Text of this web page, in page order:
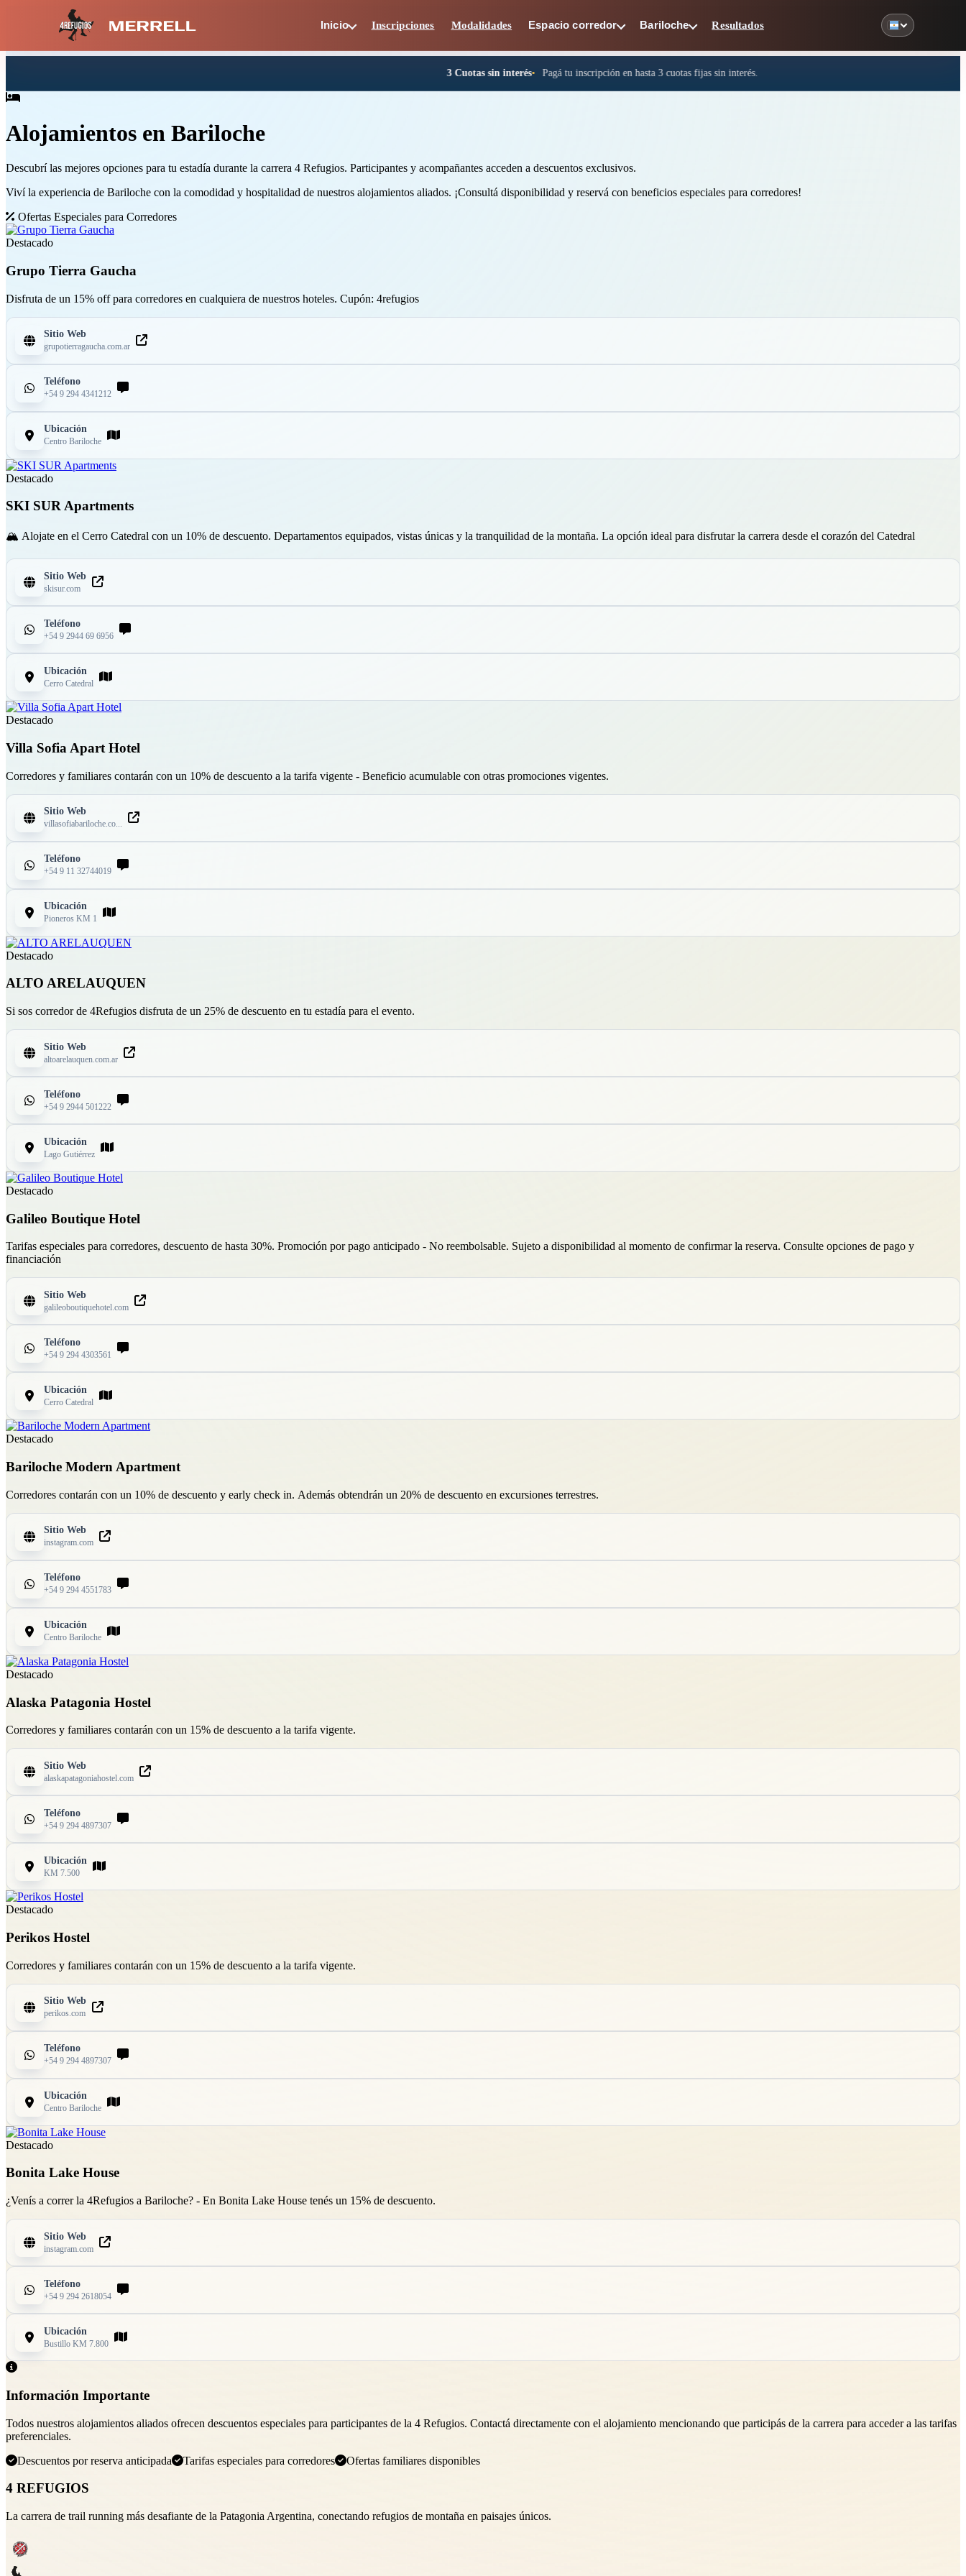
Inicio Inscripciones Modalidades Espacio corredor Bariloche Resultados
Pagá tu inscripción en hasta 3 cuotas fijas sin interés.
Alojamientos en Bariloche
Descubrí las mejores opciones para tu estadía durante la carrera 4 Refugios. Participantes y acompañantes acceden a descuentos exclusivos.
Viví la experiencia de Bariloche con la comodidad y hospitalidad de nuestros alojamientos aliados. ¡Consultá disponibilidad y reservá con beneficios especiales para corredores!
Ofertas Especiales para Corredores
Destacado
Grupo Tierra Gaucha
Disfruta de un 15% off para corredores en cualquiera de nuestros hoteles. Cupón: 4refugios
Sitio Web
grupotierragaucha.com.ar
Teléfono
+54 9 294 4341212
Ubicación
Centro Bariloche
Destacado
SKI SUR Apartments
🏔 Alojate en el Cerro Catedral con un 10% de descuento. Departamentos equipados, vistas únicas y la tranquilidad de la montaña. La opción ideal para disfrutar la carrera desde el corazón del Catedral
Sitio Web
skisur.com
Teléfono
+54 9 2944 69 6956
Ubicación
Cerro Catedral
Destacado
Villa Sofia Apart Hotel
Corredores y familiares contarán con un 10% de descuento a la tarifa vigente - Beneficio acumulable con otras promociones vigentes.
Sitio Web
villasofiabariloche.co...
Teléfono
+54 9 11 32744019
Ubicación
Pioneros KM 1
Destacado
ALTO ARELAUQUEN
Si sos corredor de 4Refugios disfruta de un 25% de descuento en tu estadía para el evento.
Sitio Web
altoarelauquen.com.ar
Teléfono
+54 9 2944 501222
Ubicación
Lago Gutiérrez
Destacado
Galileo Boutique Hotel
Tarifas especiales para corredores, descuento de hasta 30%. Promoción por pago anticipado - No reembolsable. Sujeto a disponibilidad al momento de confirmar la reserva. Consulte opciones de pago y
financiación
Sitio Web
galileoboutiquehotel.com
Teléfono
+54 9 294 4303561
Ubicación
Cerro Catedral
Destacado
Bariloche Modern Apartment
Corredores contarán con un 10% de descuento y early check in. Además obtendrán un 20% de descuento en excursiones terrestres.
Sitio Web
instagram.com
Teléfono
+54 9 294 4551783
Ubicación
Centro Bariloche
Destacado
Alaska Patagonia Hostel
Corredores y familiares contarán con un 15% de descuento a la tarifa vigente.
Sitio Web
alaskapatagoniahostel.com
Teléfono
+54 9 294 4897307
Ubicación
KM 7.500
Destacado
Perikos Hostel
Corredores y familiares contarán con un 15% de descuento a la tarifa vigente.
Sitio Web
perikos.com
Teléfono
+54 9 294 4897307
Ubicación
Centro Bariloche
Destacado
Bonita Lake House
¿Venís a correr la 4Refugios a Bariloche? - En Bonita Lake House tenés un 15% de descuento.
Sitio Web
instagram.com
Teléfono
+54 9 294 2618054
Ubicación
Bustillo KM 7.800
Información Importante
Todos nuestros alojamientos aliados ofrecen descuentos especiales para participantes de la 4 Refugios. Contactá directamente con el alojamiento mencionando que participás de la carrera para acceder a las tarifas
preferenciales.
Descuentos por reserva anticipada
Tarifas especiales para corredores Ofertas familiares disponibles
4 REFUGIOS
La carrera de trail running más desafiante de la Patagonia Argentina, conectando refugios de montaña en paisajes únicos.